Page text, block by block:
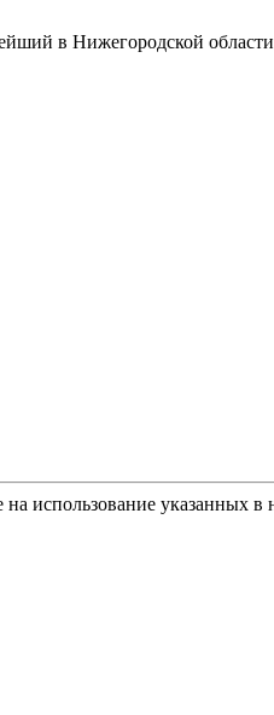
в Нижегородской
использование указанных